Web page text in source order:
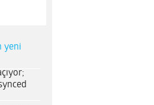
yeni